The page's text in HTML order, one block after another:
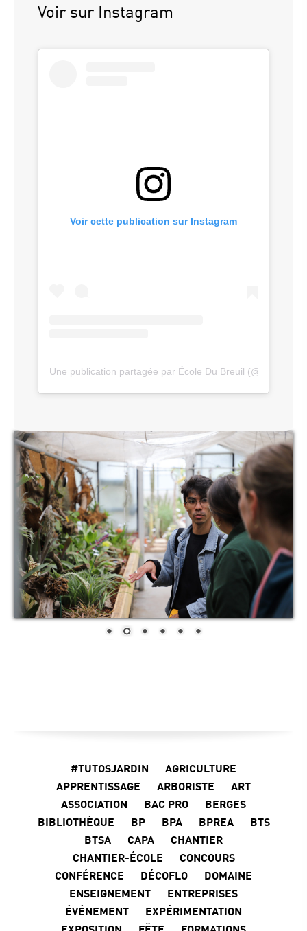
Voir sur Instagram
Voir cette publication sur Instagram
Une publication partagée par École Du Breuil
#TUTOSJARDIN
AGRICULTURE
APPRENTISSAGE
ARBORISTE
ART
ASSOCIATION
BAC PRO
BERGES
BIBLIOTHÈQUE
BP BPA BPREA
BTS
BTSA
CAPA
CHANTIER
CHANTIER-ÉCOLE
CONCOURS
CONFÉRENCE
DÉCOFLO
DOMAINE
ENSEIGNEMENT
ENTREPRISES
ÉVÉNEMENT
EXPÉRIMENTATION